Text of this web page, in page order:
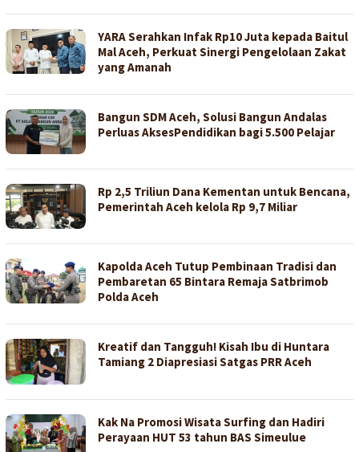
YARA Serahkan Infak Rp10 Juta kepada Baitul
Mal Aceh, Perkuat Sinergi Pengelolaan Zakat
yang Amanah
Bangun SDM Aceh, Solusi Bangun Andalas
Perluas AksesPendidikan bagi 5.500 Pelajar
Rp 2,5 Triliun Dana Kementan untuk Bencana,
Pemerintah Aceh kelola Rp 9,7 Miliar
Kapolda Aceh Tutup Pembinaan Tradisi dan
Pembaretan 65 Bintara Remaja Satbrimob
Polda Aceh
Kreatif dan Tangguh! Kisah Ibu di Huntara
Tamiang 2 Diapresiasi Satgas PRR Aceh
Kak Na Promosi Wisata Surfing dan Hadiri
Perayaan HUT 53 tahun BAS Simeulue